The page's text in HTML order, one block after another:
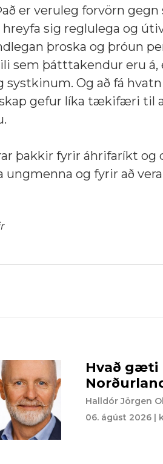
er veruleg forvörn
sig reglulega og
þroska og þróun
sem þátttakendur eru á,
Og að fá
gefur líka tækifæri til
þakkir fyrir áhrifaríkt
og fyrir að
Hvað gæti
Halldór Jörgen
06. ágúst 2026 |